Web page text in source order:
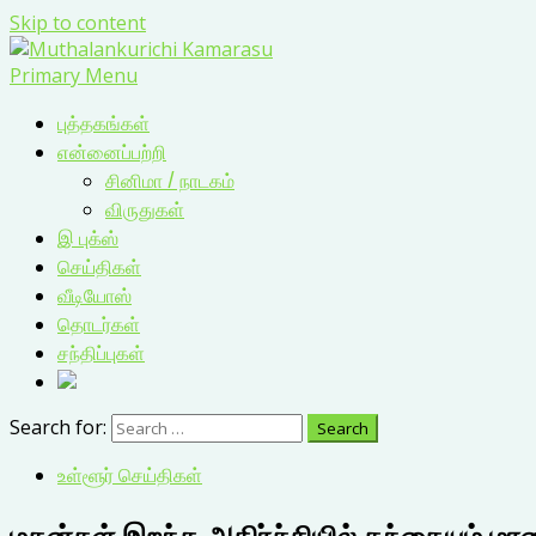
Skip to content
Primary Menu
புத்தகங்கள்
என்னைப்பற்றி
சினிமா / நாடகம்
விருதுகள்
இ புக்ஸ்
செய்திகள்
வீடியோஸ்
தொடர்கள்
சந்திப்புகள்
Search for:
உள்ளூர் செய்திகள்